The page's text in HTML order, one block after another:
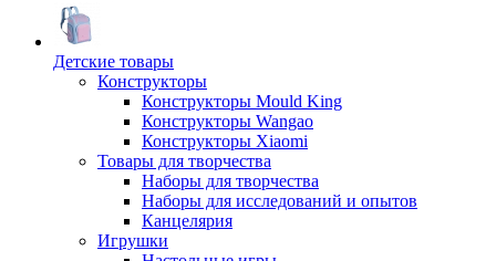
Детские товары
Конструкторы
Конструкторы Mould King
Конструкторы Wangao
Конструкторы Xiaomi
Товары для творчества
Наборы для творчества
Наборы для исследований и опытов
Канцелярия
Игрушки